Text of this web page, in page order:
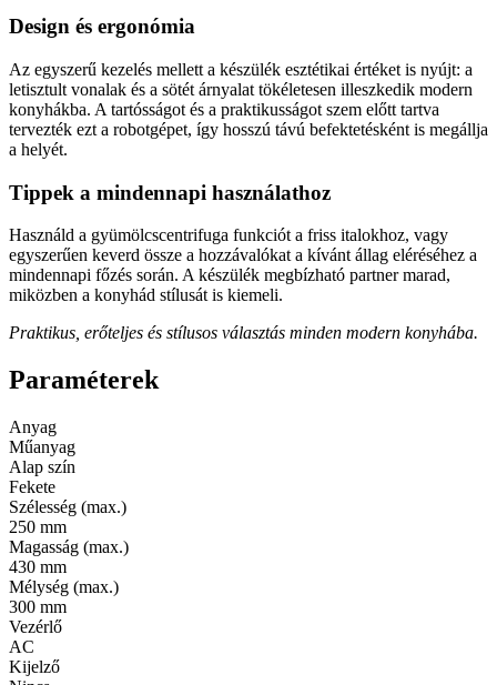
Design és ergonómia
Az egyszerű kezelés mellett a készülék esztétikai értéket is nyújt: a
letisztult vonalak és a sötét árnyalat tökéletesen illeszkedik modern
konyhákba. A tartósságot és a praktikusságot szem előtt tartva
tervezték ezt a robotgépet, így hosszú távú befektetésként is megállja
a helyét.
Tippek a mindennapi használathoz
Használd a gyümölcscentrifuga funkciót a friss italokhoz, vagy
egyszerűen keverd össze a hozzávalókat a kívánt állag eléréséhez a
mindennapi főzés során. A készülék megbízható partner marad,
miközben a konyhád stílusát is kiemeli.
Praktikus, erőteljes és stílusos választás minden modern konyhába.
Paraméterek
Anyag
Műanyag
Alap szín
Fekete
Szélesség (max.)
250 mm
Magasság (max.)
430 mm
Mélység (max.)
300 mm
Vezérlő
AC
Kijelző